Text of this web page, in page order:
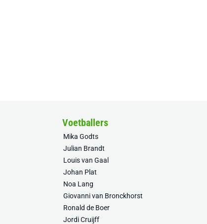
Voetballers
Mika Godts
Julian Brandt
Louis van Gaal
Johan Plat
Noa Lang
Giovanni van Bronckhorst
Ronald de Boer
Jordi Cruijff